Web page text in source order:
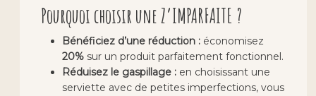
Pourquoi choisir une Z’IMPARFAITE ?
Bénéficiez d’une réduction : économisez
20% sur un produit parfaitement fonctionnel.
Réduisez le gaspillage : en choisissant une
serviette avec de petites imperfections, vous